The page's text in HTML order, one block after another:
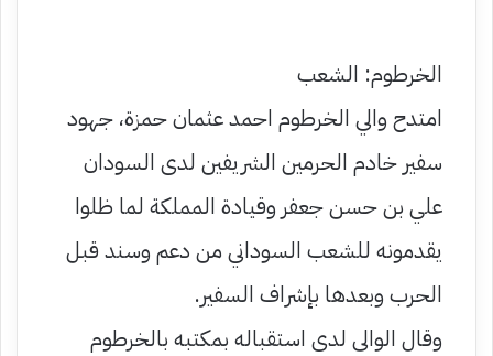
الخرطوم: الشعب
امتدح والي الخرطوم احمد عثمان حمزة، جهود
سفير خادم الحرمين الشريفين لدى السودان
علي بن حسن جعفر وقيادة المملكة لما ظلوا
يقدمونه للشعب السوداني من دعم وسند قبل
الحرب وبعدها بإشراف السفير.
وقال الوالى لدى استقباله بمكتبه بالخرطوم